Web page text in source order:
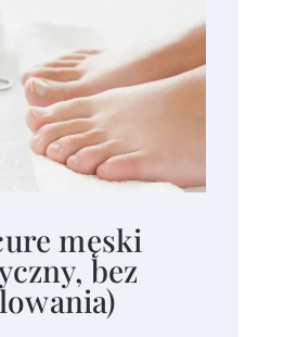
męski
bez